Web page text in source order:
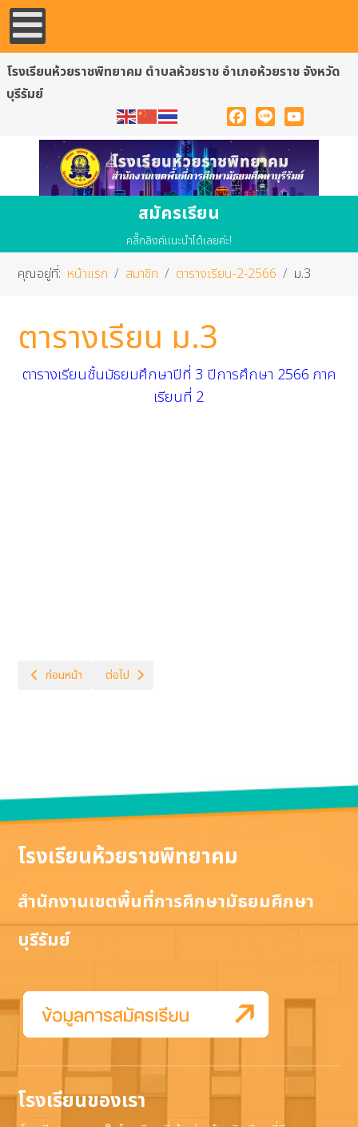
โรงเรียนห้วยราชพิทยาคม ตำบลห้วยราช อำเภอห้วยราช จังหวัด
บุรีรัมย์
Facebook
Line YouTube
สมัครเรียน
คลื๊กลิงค์แนะนำได้เลยค่ะ!
คุณอยู่ที่: หน้าแรก สมาชิก ตารางเรียน-2-2566 ม.3
ตารางเรียน ม.3
ตารางเรียนชั้นมัธยมศึกษาปีที่ 3 ปีการศึกษา 2566 ภาค
เรียนที่ 2
เนื้อหาก่อนหน้า: ตารางเรียน ม.2
ก่อนหน้า เนื้อหาถัดไป: ตารางเรียน ม.4
ต่อไป
โรงเรียนห้วยราชพิทยาคม
สำนักงานเขตพื้นที่การศึกษามัธยมศึกษา
บุรีรัมย์
โรงเรียนของเรา